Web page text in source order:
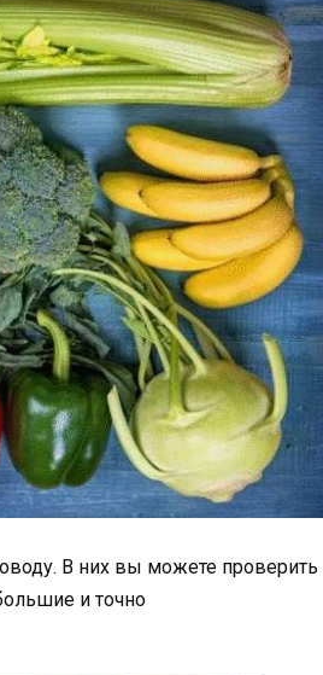
В них вы можете проверить
и точно